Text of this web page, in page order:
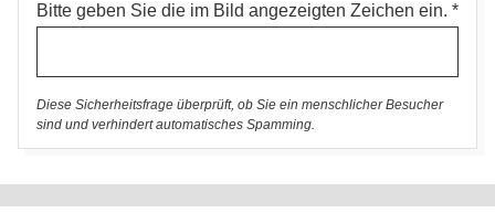
Bitte geben Sie die im Bild angezeigten Zeichen ein.
Diese Sicherheitsfrage überprüft, ob Sie ein menschlicher Besucher
sind und verhindert automatisches Spamming.